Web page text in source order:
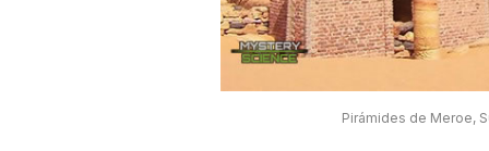
Pirámides de Meroe,